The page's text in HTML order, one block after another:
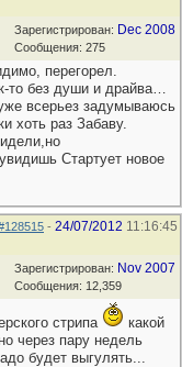
Зарегистрирован: Dec 2008
Сообщения: 275
перегорел.
то без души и драйва…
всерьез задумываюсь
хоть раз Забаву.
Стартует новое
- 24/07/2012 11:16:45
Зарегистрирован: Nov 2007
Сообщения: 12,359
стрипа
какой
через пару недель
будет выгулять...